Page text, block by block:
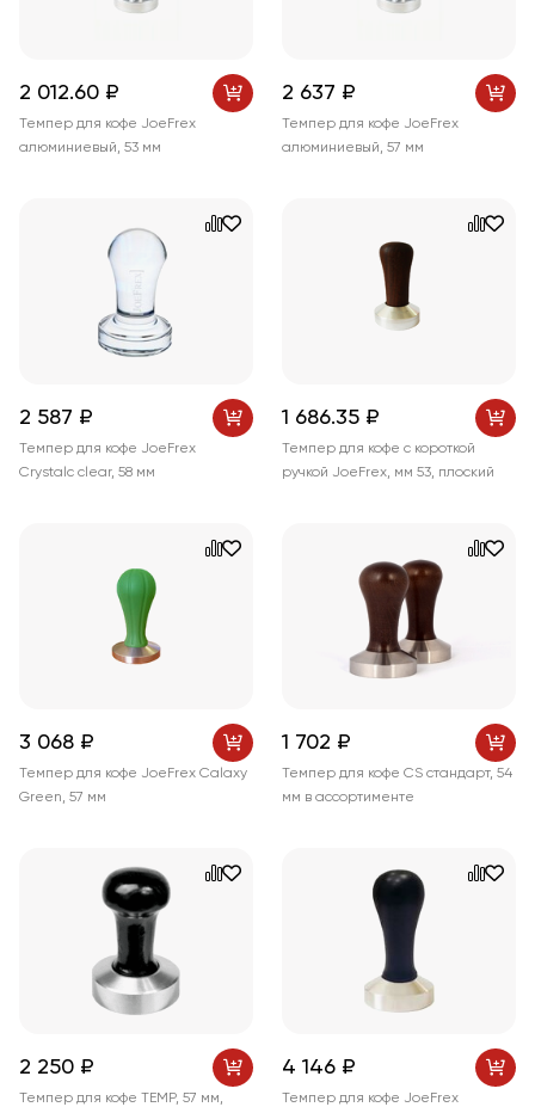
2 012.60 ₽
Темпер для кофе JoeFrex
алюминиевый, 53 мм
2 637 ₽
Темпер для кофе JoeFrex
алюминиевый, 57 мм
2 587 ₽
Темпер для кофе JoeFrex
Crystalc clear, 58 мм
1 686.35 ₽
Темпер для кофе с короткой
ручкой JoeFrex, мм 53, плоский
3 068 ₽
Темпер для кофе JoeFrex Calaxy
Green, 57 мм
1 702 ₽
Темпер для кофе CS стандарт, 54
мм в ассортименте
2 250 ₽
Темпер для кофе TEMP, 57 мм,
4 146 ₽
Темпер для кофе JoeFrex